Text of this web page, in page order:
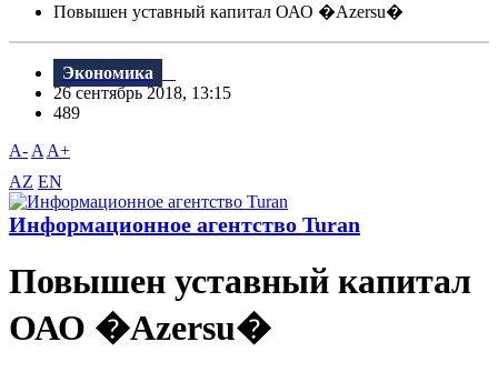
Повышен уставный капитал ОАО �Azersu�
Экономика
26 сентябрь 2018, 13:15
489
A- A A+
AZ EN
Информационное агентство Turan
Повышен уставный капитал
ОАО �Azersu�